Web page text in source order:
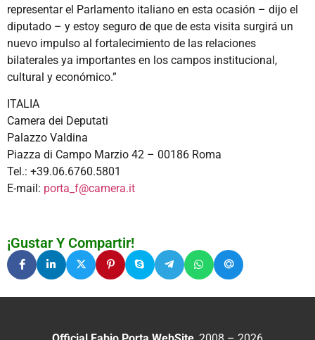
representar el Parlamento italiano en esta ocasión – dijo el
diputado – y estoy seguro de que de esta visita surgirá un
nuevo impulso al fortalecimiento de las relaciones
bilaterales ya importantes en los campos institucional,
cultural y económico.”
ITALIA
Camera dei Deputati
Palazzo Valdina
Piazza di Campo Marzio 42 – 00186 Roma
Tel.: +39.06.6760.5801
E-mail: porta_f@camera.it
¡Gustar Y Compartir!